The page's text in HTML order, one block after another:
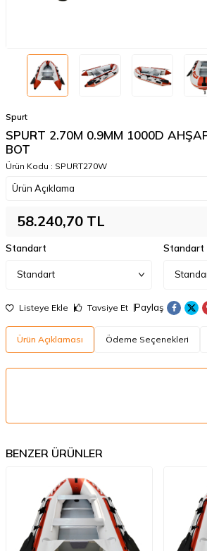
Spurt
SPURT 2.70M 0.9MM 1000D
BOT
Ürün Kodu : SPURT270W
Ürün Açıklama
58.240,70 TL
Standart Standart
Listeye Ekle Tavsiye Et Paylaş
Ürün Açıklaması Ödeme Seçenekleri
BENZER ÜRÜNLER